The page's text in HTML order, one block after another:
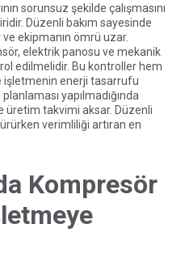
sorunsuz şekilde çalışmasını
Düzenli bakım sayesinde
ekipmanın ömrü uzar.
elektrik panosu ve mekanik
edilmelidir. Bu kontroller hem
işletmenin enerji tasarrufu
yapılmadığında
üretim takvimi aksar. Düzenli
verimliliği artıran en
Kompresör